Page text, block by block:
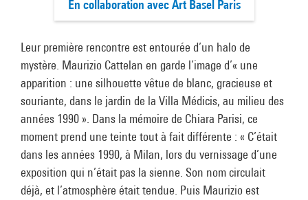
En collaboration avec Art Basel Paris
Leur première rencontre est entourée d’un halo de
mystère. Maurizio Cattelan en garde l’image d’« une
apparition : une silhouette vêtue de blanc, gracieuse et
souriante, dans le jardin de la Villa Médicis, au milieu des
années 1990 ». Dans la mémoire de Chiara Parisi, ce
moment prend une teinte tout à fait différente : « C’était
dans les années 1990, à Milan, lors du vernissage d’une
exposition qui n’était pas la sienne. Son nom circulait
déjà, et l’atmosphère était tendue. Puis Maurizio est